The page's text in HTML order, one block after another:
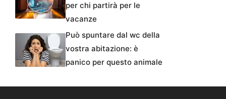
per chi partirà per le
vacanze
Può spuntare dal wc della
vostra abitazione: è
panico per questo animale